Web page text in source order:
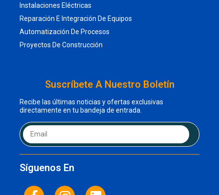
Instalaciones Eléctricas
Reparación E Integración De Equipos
Automatización De Procesos
Proyectos De Construcción
Suscríbete A Nuestro Boletín
Recibe las últimas noticias y ofertas exclusivas
directamente en tu bandeja de entrada.
Síguenos En